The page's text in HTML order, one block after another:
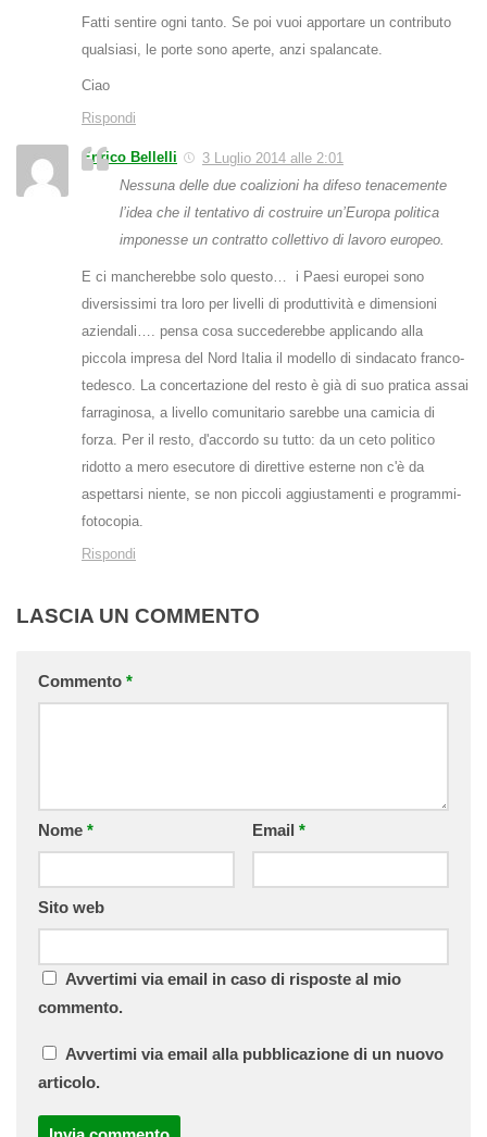
Fatti sentire ogni tanto. Se poi vuoi apportare un contributo
qualsiasi, le porte sono aperte, anzi spalancate.
Ciao
Rispondi
Enrico Bellelli
3 Luglio 2014 alle 2:01
Nessuna delle due coalizioni ha difeso tenacemente
l’idea che il tentativo di costruire un’Europa politica
imponesse un contratto collettivo di lavoro europeo.
E ci mancherebbe solo questo… i Paesi europei sono
diversissimi tra loro per livelli di produttività e dimensioni
aziendali…. pensa cosa succederebbe applicando alla
piccola impresa del Nord Italia il modello di sindacato franco-
tedesco. La concertazione del resto è già di suo pratica assai
farraginosa, a livello comunitario sarebbe una camicia di
forza. Per il resto, d'accordo su tutto: da un ceto politico
ridotto a mero esecutore di direttive esterne non c'è da
aspettarsi niente, se non piccoli aggiustamenti e programmi-
fotocopia.
Rispondi
LASCIA UN COMMENTO
Commento *
Nome * Email *
Sito web
Avvertimi via email in caso di risposte al mio
commento.
Avvertimi via email alla pubblicazione di un nuovo
articolo.